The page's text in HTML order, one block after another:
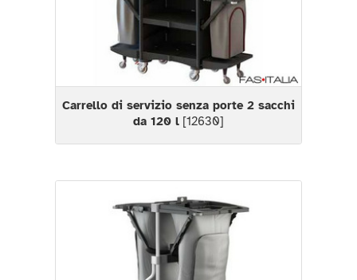
Carrello di servizio senza porte 2 sacchi
da 120 l[12630]